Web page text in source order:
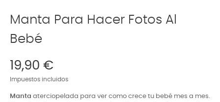
Manta Para Hacer Fotos Al
Bebé
19,90 €
Impuestos incluidos
Manta aterciopelada para ver como crece tu bebé mes a mes.